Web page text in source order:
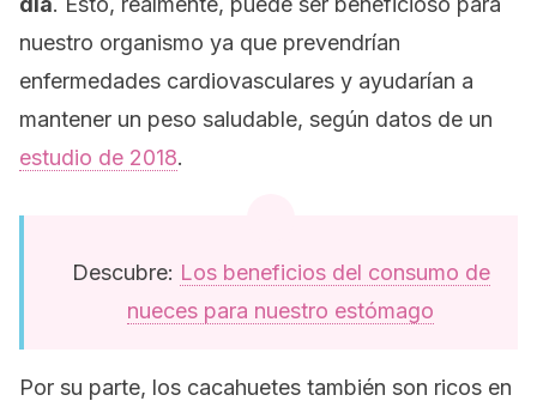
nuestro organismo ya que prevendrían
enfermedades cardiovasculares y ayudarían a
mantener un peso saludable, según datos de un
estudio de 2018.
Descubre: Los beneficios del consumo de
nueces para nuestro estómago
Por su parte, los cacahuetes también son ricos en